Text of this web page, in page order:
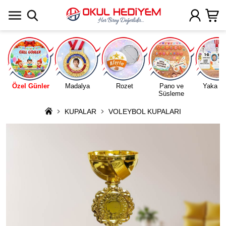
Özel Günler Madalya Rozet
Pano ve
Süsleme
Yaka
KUPALAR VOLEYBOL KUPALARI
Uygulamada Aç